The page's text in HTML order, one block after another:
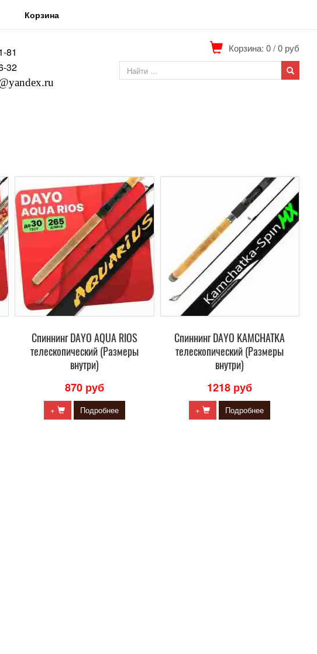
Корзина
81
32
Корзина: 0/0 руб
Cпиннинг DAYO AQUA RIOS
телескопический (Размеры
внутри)
870 руб
+ Подробнее
Cпиннинг DAYO KAMCHATKA
телескопический (Размеры
внутри)
1218 руб
+ Подробнее